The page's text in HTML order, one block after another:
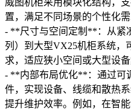
威图机柜采用模块化结构，
置，满足不同场景的个性化需
- **尺寸与空间定制**：从紧
列）到大型VX25机柜系统，
求，适应狭小空间或大型设备
- **内部布局优化**：通过可
件，实现设备、线缆和散热
提升维护效率。例如，在智